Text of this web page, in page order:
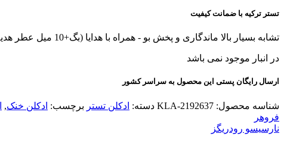
تستر ترکیه با ضمانت کیفیت
تشابه بسیار بالا ماندگاری و پخش بو - همراه با هدایا (بگ+10 میل عطر هدیه+کادوپیچ)
در انبار موجود نمی باشد
ارسال رایگان پستی این محصول به سراسر کشور
شناسه محصول: KLA-2192637 دسته: ادکلن تستر برچسب: ادکلن خنک,
فروهر
نارسیسو رودریگز